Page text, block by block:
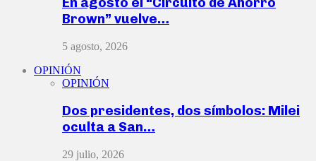
Brown” vuelve…
5 agosto, 2026
OPINIÓN
OPINIÓN
Dos presidentes, dos símbolos: Milei
oculta a San…
29 julio, 2026